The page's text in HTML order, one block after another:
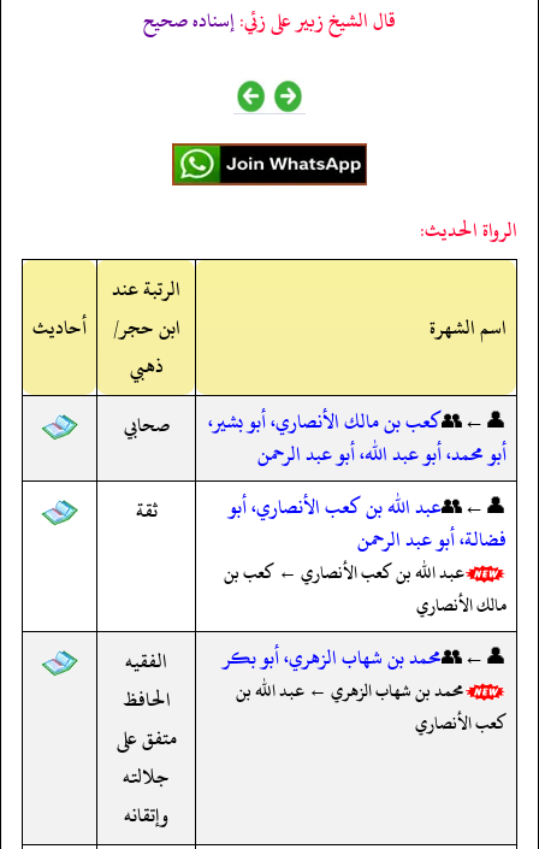
قال الشيخ زبير على زئي:إسناده صحيح
الرواة الحديث:
اسم الشهرة
الرتبة عند
ابن حجر/
ذهبي
أحاديث
👤←👥كعب بن مالك الأنصاري، أبو بشير،
أبو محمد، أبو عبد الله، أبو عبد الرحمن
صحابي
👤←👥عبد الله بن كعب الأنصاري، أبو
فضالة، أبو عبد الرحمن
عبد الله بن كعب الأنصاري ← كعب بن
مالك الأنصاري
ثقة
👤←👥محمد بن شهاب الزهري، أبو بكر
محمد بن شهاب الزهري ← عبد الله بن
كعب الأنصاري
الفقيه
الحافظ
متفق على
جلالته
وإتقانه